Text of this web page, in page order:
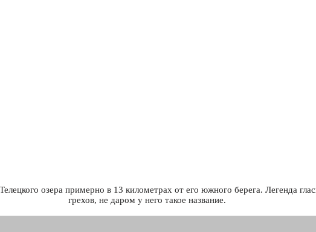
озера примерно в 13 километрах от его южного берега. Легенда
грехов, не даром у него такое название.